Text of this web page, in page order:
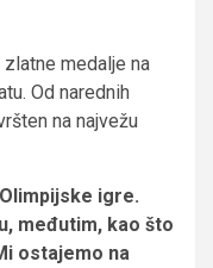
medalje na
Od narednih
na najvežu
igre.
međutim, kao što
ostajemo na